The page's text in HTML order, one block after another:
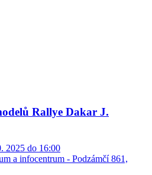
Rallye Dakar J.
2025 do 16:00
a infocentrum - Podzámčí 861,